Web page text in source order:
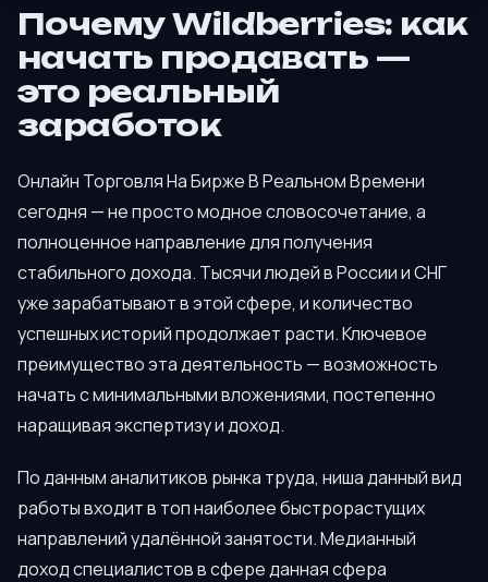
Почему Wildberries: как
начать продавать —
это реальный
заработок
Онлайн Торговля На Бирже В Реальном Времени
сегодня — не просто модное словосочетание, а
полноценное направление для получения
стабильного дохода. Тысячи людей в России и СНГ
уже зарабатывают в этой сфере, и количество
успешных историй продолжает расти. Ключевое
преимущество эта деятельность — возможность
начать с минимальными вложениями, постепенно
наращивая экспертизу и доход.
По данным аналитиков рынка труда, ниша данный вид
работы входит в топ наиболее быстрорастущих
направлений удалённой занятости. Медианный
доход специалистов в сфере данная сфера